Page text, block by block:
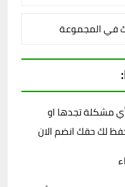
في المجموعة
مشكلة تجدها او
لك حقك انضم الان